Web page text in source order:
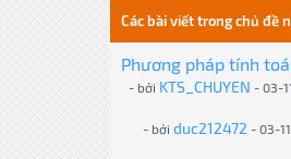
Các bài viết trong chủ đề
Phương pháp tính
- bởi KTS_CHUYEN - 03-
- bởi duc212472 - 03-